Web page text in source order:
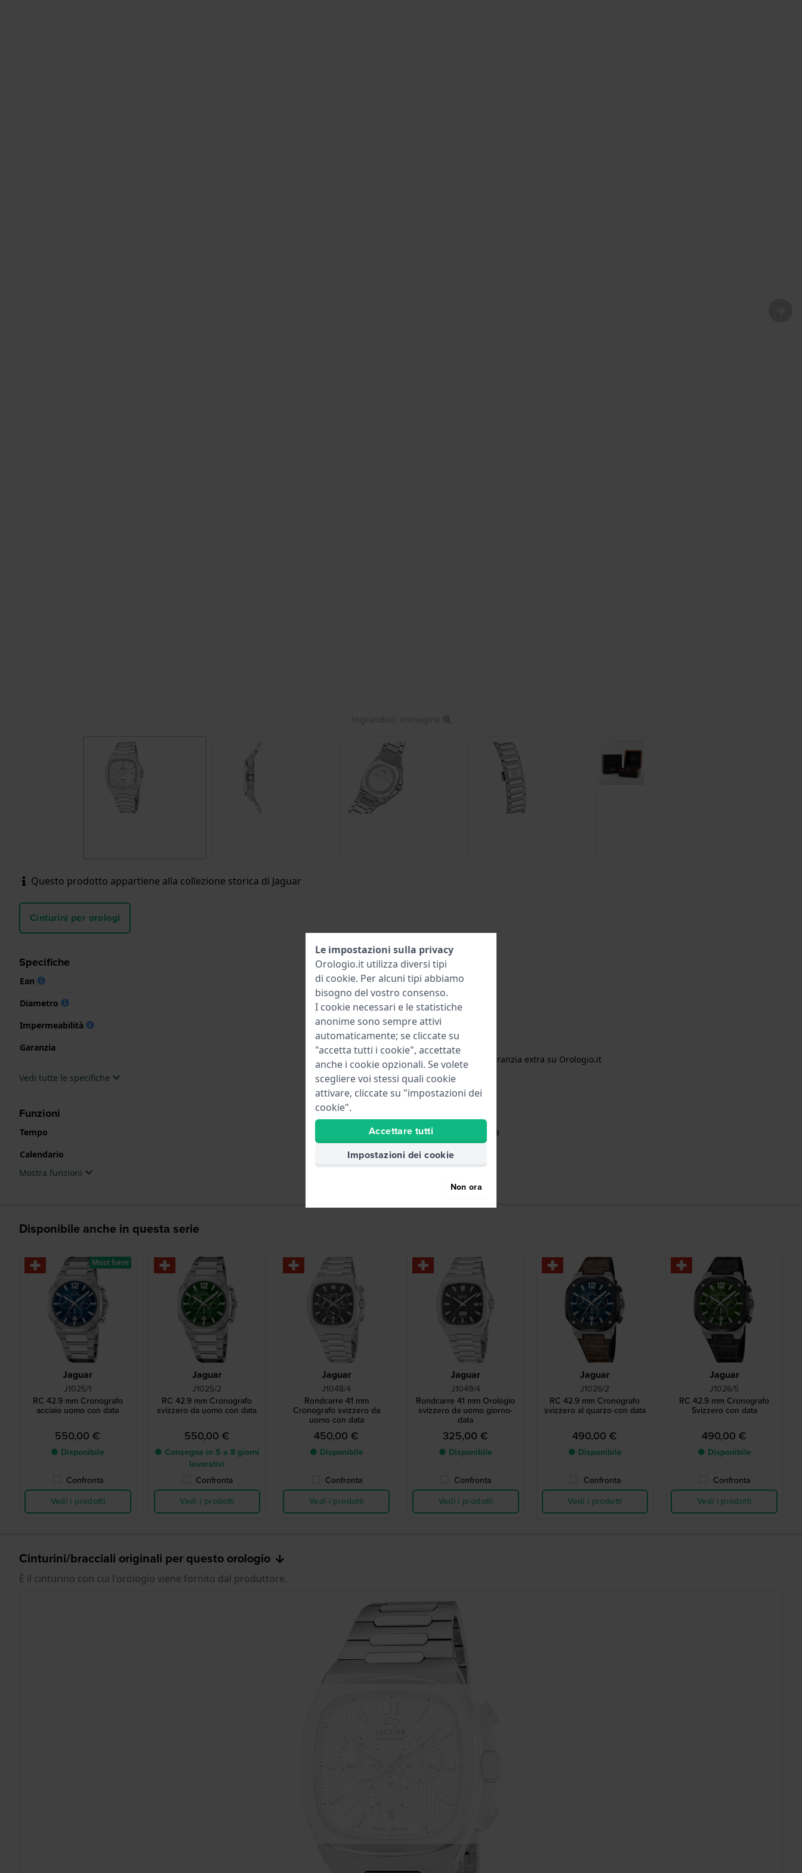
Ingrandisci immagine
Questo prodotto appartiene alla collezione storica di Jaguar
Cinturini per orologi
Specifiche
Ean
8430622854989
Diametro
41 mm
Impermeabilità
5 Bar (doccia)
Garanzia
2 Anni di garanzia
gratuita
1 anno di garanzia extra su Orologio.it
Vedi tutte le specifiche
Funzioni
Tempo
Ore - Lancetta analogica
Calendario
Data - Finestra
Mostra funzioni
Disponibile anche in questa serie
Jaguar
J1025/1
RC 42.9 mm Cronografo
acciaio uomo con data
550,00 €
● Disponibile
Confronta
Vedi i prodotti
Must have
Jaguar
J1025/2
RC 42.9 mm Cronografo
svizzero da uomo con data
550,00 €
● Consegna in 5 a 8 giorni
lavorativi
Confronta
Vedi i prodotti
Jaguar
J1048/4
Rondcarre 41 mm
Cronografo svizzero da
uomo con data
450,00 €
● Disponibile
Confronta
Vedi i prodotti
Jaguar
J1049/4
Rondcarre 41 mm Orologio
svizzero da uomo giorno-
data
325,00 €
● Disponibile
Confronta
Vedi i prodotti
Jaguar
J1026/2
RC 42.9 mm Cronografo
svizzero al quarzo con data
490,00 €
● Disponibile
Confronta
Vedi i prodotti
Jaguar
J1026/5
RC 42.9 mm Cronografo
Svizzero con data
490,00 €
● Disponibile
Confronta
Vedi i prodotti
Cinturini/bracciali originali per questo orologio
È il cinturino con cui l'orologio viene fornito dal produttore.
Le impostazioni sulla privacy
Orologio.it utilizza diversi tipi
di cookie. Per alcuni tipi abbiamo
bisogno del vostro consenso.
I cookie necessari e le statistiche
anonime sono sempre attivi
automaticamente; se cliccate su
"accetta tutti i cookie", accettate
anche i cookie opzionali. Se volete
scegliere voi stessi quali cookie
attivare, cliccate su "impostazioni dei
cookie".
Accettare tutti
Impostazioni dei cookie
Non ora